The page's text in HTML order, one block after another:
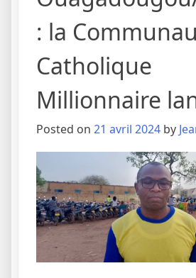
: la
Catholique
Millionnaire
Posted on 21 avril 2024 by